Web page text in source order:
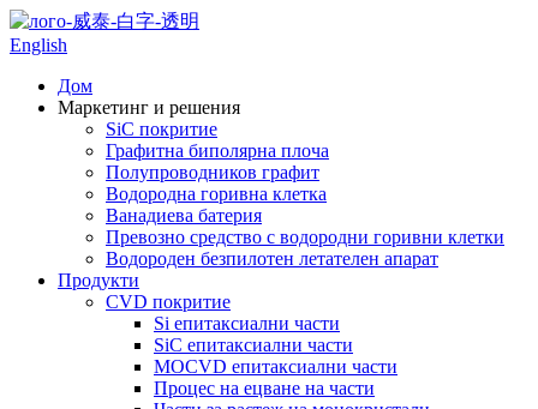
English
Дом
Маркетинг и решения
SiC покритие
Графитна биполярна плоча
Полупроводников графит
Водородна горивна клетка
Ванадиева батерия
Превозно средство с водородни горивни клетки
Водороден безпилотен летателен апарат
Продукти
CVD покритие
Si епитаксиални части
SiC епитаксиални части
MOCVD епитаксиални части
Процес на ецване на части